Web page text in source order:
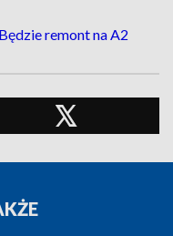
remont na A2